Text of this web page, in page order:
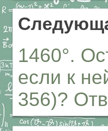
1460°.
если к
356)?